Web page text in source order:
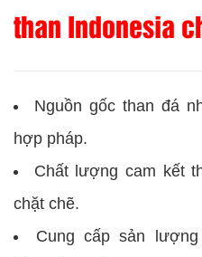
than Indonesia
Nguồn gốc than đá
hợp pháp.
Chất lượng cam kết
chặt chẽ.
Cung cấp sản